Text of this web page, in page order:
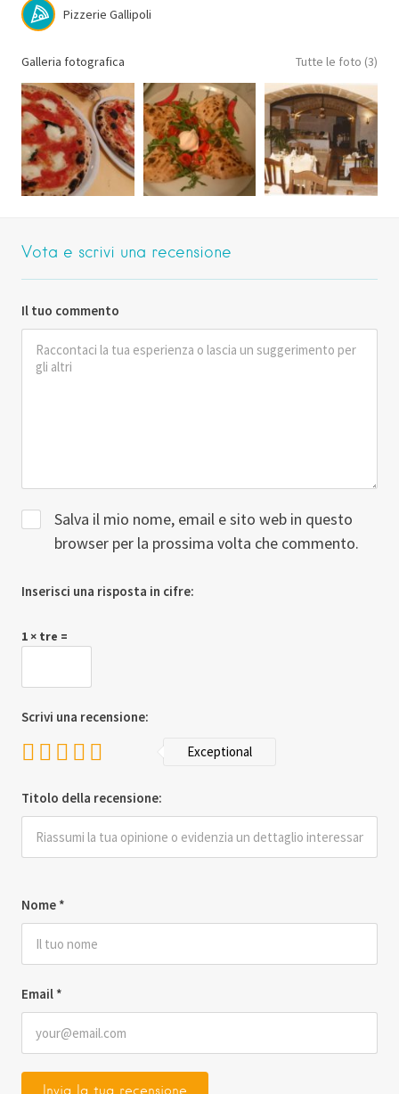
Pizzerie Gallipoli
Galleria fotografica Tutte le foto (3)
Vota e scrivi una recensione
Il tuo commento
Nome *
Email *
Salva il mio nome, email e sito web in questo
browser per la prossima volta che commento.
Inserisci una risposta in cifre:
1 × tre =
Scrivi una recensione:
Exceptional
Titolo della recensione: